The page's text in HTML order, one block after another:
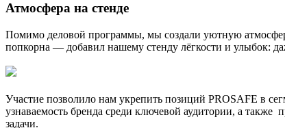
Атмосфера на стенде
Помимо деловой программы, мы создали уютную
попкорна — добавил нашему стенду лёгкости и улыбок:
Участие позволило нам укрепить позиций PROSAFE в
узнаваемость бренда среди ключевой аудитории, а
задачи.